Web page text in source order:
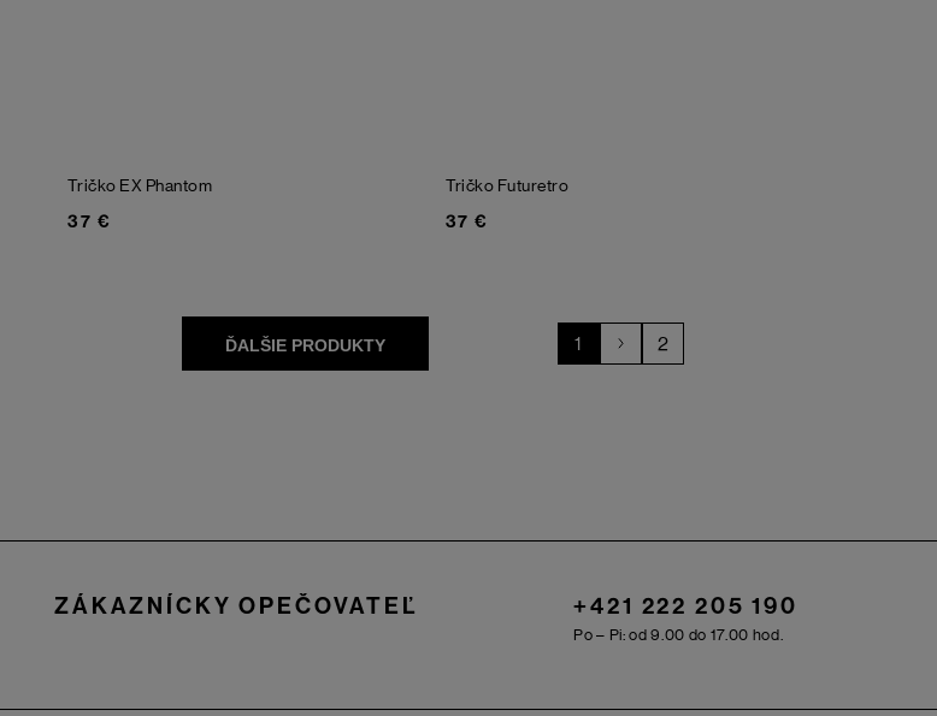
Tričko EX Phantom
37 €
Tričko Futuretro
37 €
1 2
ZÁKAZNÍCKY OPEČOVATEĽ +421 222 205 190
Po – Pi: od 9.00 do 17.00 hod.